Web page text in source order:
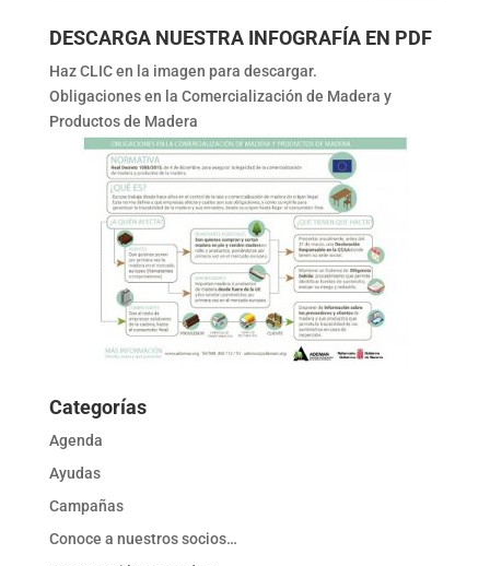
DESCARGA NUESTRA INFOGRAFÍA EN PDF
Haz CLIC en la imagen para descargar.
Obligaciones en la Comercialización de Madera y
Productos de Madera
Categorías
Agenda
Ayudas
Campañas
Conoce a nuestros socios…